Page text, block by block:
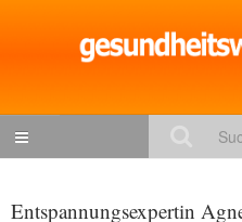
Entspannungsexpertin